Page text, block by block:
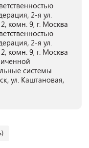
2-я ул.
комн. 9, г. Москва
2-я ул.
комн. 9, г. Москва
системы
ул. Каштановая,